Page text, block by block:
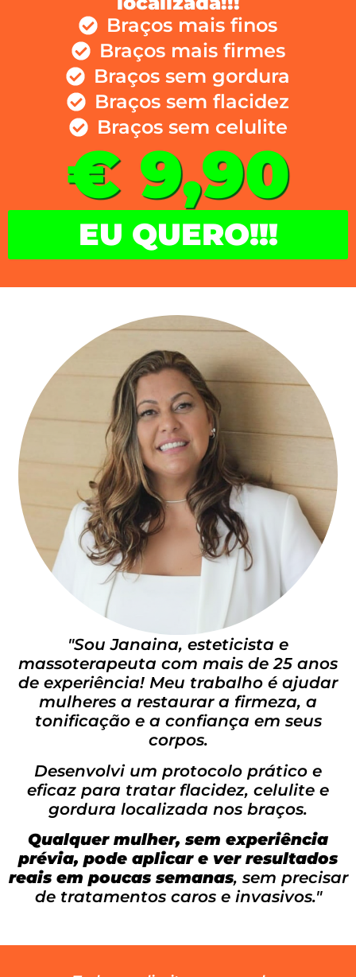
Braços mais finos
Braços mais firmes
Braços sem gordura
Braços sem flacidez
Braços sem celulite
€ 9,90
EU QUERO!!!
"Sou Janaina, esteticista e
massoterapeuta com mais de 25 anos
de experiência! Meu trabalho é ajudar
mulheres a restaurar a firmeza, a
tonificação e a confiança em seus
corpos.
Desenvolvi um protocolo prático e
eficaz para tratar flacidez, celulite e
gordura localizada nos braços.
Qualquer mulher, sem experiência
prévia, pode aplicar e ver resultados
reais em poucas semanas, sem precisar
de tratamentos caros e invasivos."